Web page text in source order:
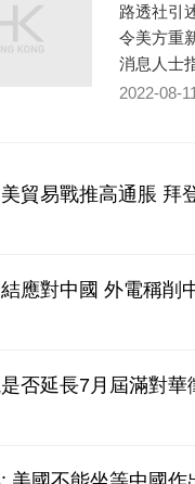
路透社引
令美方重
消息人士
2022-08-11
美貿易戰推高通脹 拜
應對中國 外電稱削
否延長7月屆滿對華